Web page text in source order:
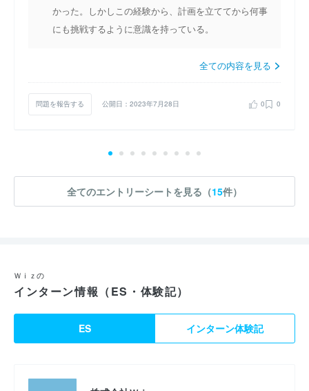
かった。しかしこの経験から、計画を立ててから何事
にも挑戦するように意識を持っている。
全ての内容を見る
問題を報告する 公開日：2023年7月28日 0 0
全てのエントリーシートを見る（15件）
Ｗｉｚの
インターン情報（ES・体験記）
ES インターン体験記